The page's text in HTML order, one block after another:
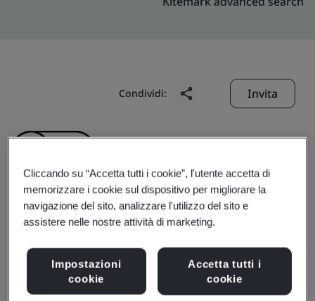
Condividi: Invita
CTDI (Beijing) Co., Ltd.
Business scope:提供通讯设备测试，修理和物流服务
Products, services or works:提供通讯设备测试，修理和
Cliccando su “Accetta tutti i cookie”, l'utente accetta di
memorizzare i cookie sul dispositivo per migliorare la
navigazione del sito, analizzare l'utilizzo del sito e
assistere nelle nostre attività di marketing.
Impostazioni
cookie
Accetta tutti i
cookie